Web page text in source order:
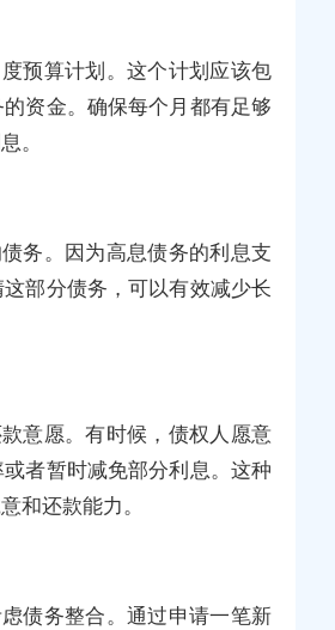
预算计划。这个计划应该包
资金。确保每个月都有足够
。
务。因为高息债务的利息支
部分债务，可以有效减少长
意愿。有时候，债权人愿意
者暂时减免部分利息。这种
和还款能力。
债务整合。通过申请一笔新